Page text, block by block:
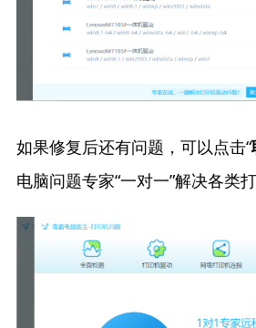
如果修复后还有问题，可以点击“
电脑问题专家“一对一”解决各类